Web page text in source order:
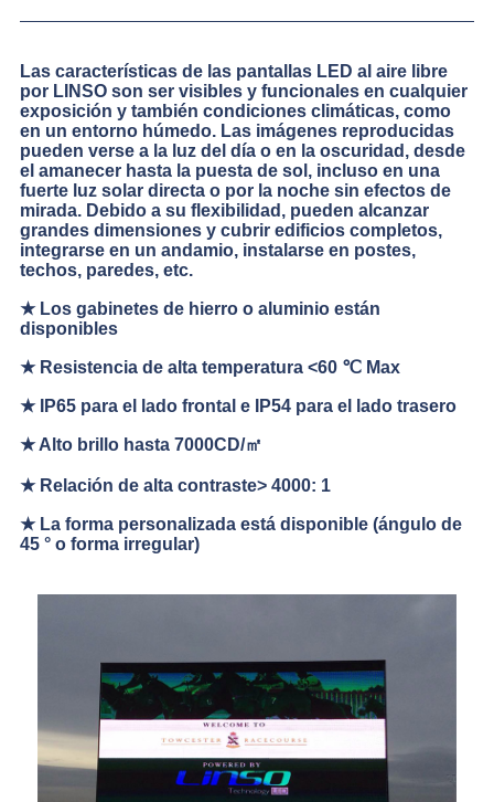
Las características de las pantallas LED al aire libre
por LINSO son ser visibles y funcionales en cualquier
exposición y también condiciones climáticas, como
en un entorno húmedo. Las imágenes reproducidas
pueden verse a la luz del día o en la oscuridad, desde
el amanecer hasta la puesta de sol, incluso en una
fuerte luz solar directa o por la noche sin efectos de
mirada. Debido a su flexibilidad, pueden alcanzar
grandes dimensiones y cubrir edificios completos,
integrarse en un andamio, instalarse en postes,
techos, paredes, etc.
★ Los gabinetes de hierro o aluminio están
disponibles
★ Resistencia de alta temperatura <60 ℃ Max
★ IP65 para el lado frontal e IP54 para el lado trasero
★ Alto brillo hasta 7000CD/㎡
★ Relación de alta contraste> 4000: 1
★ La forma personalizada está disponible (ángulo de
45 ° o forma irregular)